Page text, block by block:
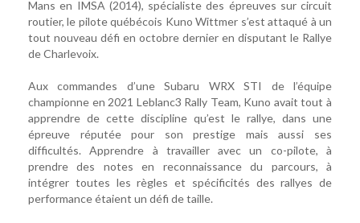
Mans en IMSA (2014), spécialiste des épreuves sur circuit
routier, le pilote québécois Kuno Wittmer s’est attaqué à un
tout nouveau défi en octobre dernier en disputant le Rallye
de Charlevoix.
Aux commandes d’une Subaru WRX STI de l’équipe
championne en 2021 Leblanc3 Rally Team, Kuno avait tout à
apprendre de cette discipline qu’est le rallye, dans une
épreuve réputée pour son prestige mais aussi ses
difficultés. Apprendre à travailler avec un co-pilote, à
prendre des notes en reconnaissance du parcours, à
intégrer toutes les règles et spécificités des rallyes de
performance étaient un défi de taille.